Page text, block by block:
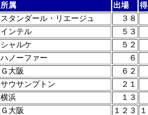
所属 出場
スタンダール・リエージュ ３８
インテル ５３
シャルケ ５２
ハノーファー ６
Ｇ大阪 ６２
サウサンプトン ２１
横浜 １３
Ｇ大阪 １２３